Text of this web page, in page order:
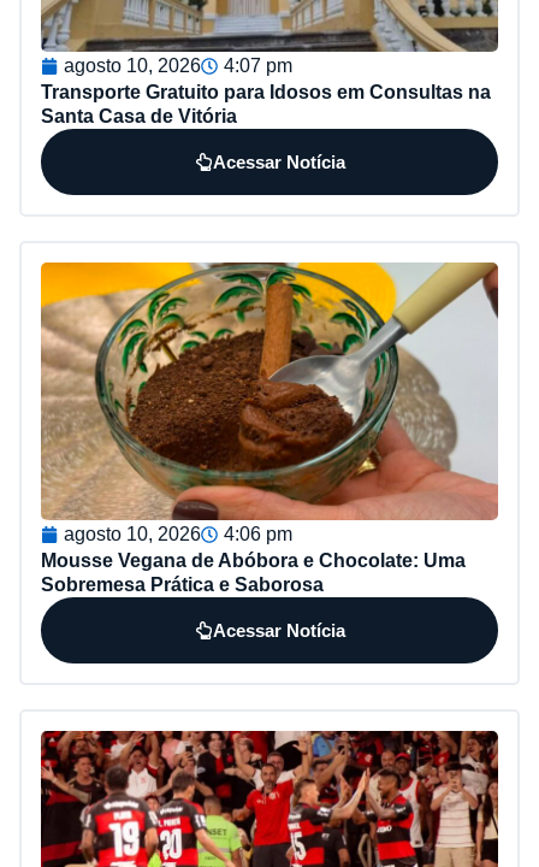
agosto 10, 2026
4:07 pm
Transporte Gratuito para Idosos em Consultas na
Santa Casa de Vitória
Acessar Notícia
agosto 10, 2026
4:06 pm
Mousse Vegana de Abóbora e Chocolate: Uma
Sobremesa Prática e Saborosa
Acessar Notícia